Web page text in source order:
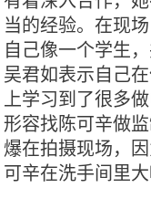
当的经验。在现
自己像一个学生
吴君如表示自己
上学习到了很多
形容找陈可辛做
爆在拍摄现场，
可辛在洗手间里大